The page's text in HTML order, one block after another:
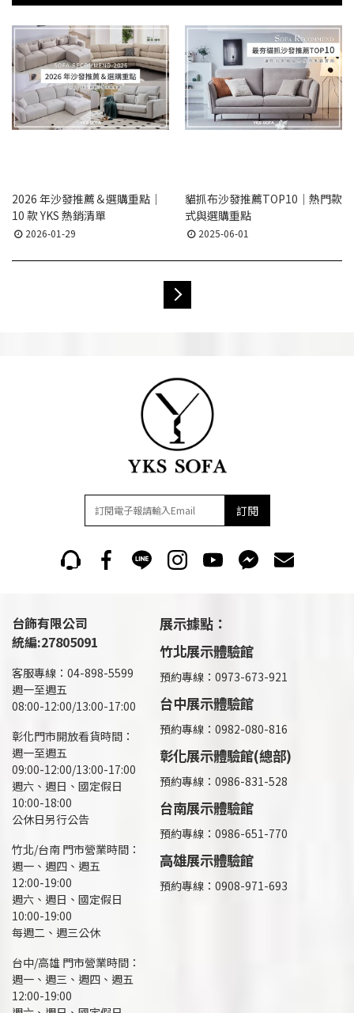
2026 年沙發推薦＆選購重點｜
10 款 YKS 熱銷清單
2026-01-29
貓抓布沙發推薦TOP10｜熱門款
式與選購重點
2025-06-01
訂閱
台飾有限公司
統編:27805091
客服專線：04-898-5599
週一至週五
08:00-12:00/13:00-17:00
彰化門市開放看貨時間：
週一至週五
09:00-12:00/13:00-17:00
週六、週日、國定假日
10:00-18:00
公休日另行公告
竹北/台南 門市營業時間：
週一、週四、週五
12:00-19:00
週六、週日、國定假日
10:00-19:00
每週二、週三公休
台中/高雄 門市營業時間：
週一、週三、週四、週五
12:00-19:00
展示據點：
竹北展示體驗館
預約專線：0973-673-921
台中展示體驗館
預約專線：0982-080-816
彰化展示體驗館(總部)
預約專線： 0986-831-528
台南展示體驗館
預約專線：0986-651-770
高雄展示體驗館
預約專線： 0908-971-693